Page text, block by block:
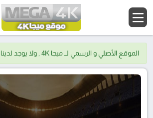
الموقع الأصلي و الرسمي لــ ميجا 4K , ولا يوجد لدينا موقع اخر.